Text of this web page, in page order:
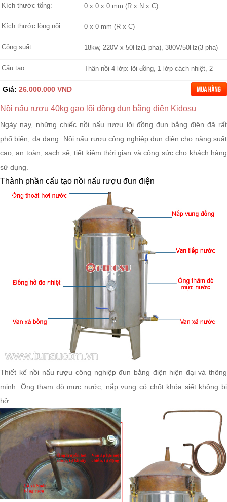
Kích thước tổng: 0 x 0 x 0 mm (R x N x C)
Kích thước lòng nồi: 0 x 0 mm (R x C)
Công suất: 18kw, 220V x 50Hz(1 pha), 380V/50Hz(3 pha)
Cấu tạo:
Thân nồi 4 lớp: lõi đồng, 1 lớp cách nhiệt, 2
lớp inox
Giá: 26.000.000 VND
Nồi nấu rượu 40kg gạo lõi đồng đun bằng điện Kidosu
Ngày nay, những chiếc nồi nấu rượu lõi đồng đun bằng điện đã rất
phổ biến, đa dạng. Nồi nấu rượu công nghiệp đun điện cho năng suất
cao, an toàn, sạch sẽ, tiết kiệm thời gian và công sức cho khách hàng
sử dụng.
Thành phần cấu tạo nồi nấu rượu đun điện
Thiết kế nồi nấu rượu công nghiệp đun bằng điện hiện đại và thông
minh. Ống tham dò mực nước, nắp vung có chốt khóa siết không bị
hở.